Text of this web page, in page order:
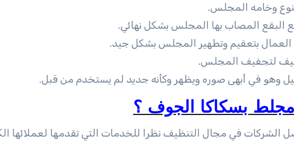
وخامه المجلس.
البقع المصاب بها المجلس بشكل نهائي.
بتعقيم وتطهير المجلس بشكل جيد.
لتجفيف المجلس.
وهو في أبهى صوره ويظهر وكأنه جديد لم يستخدم من قبل.
بسكاكا الجوف ؟
الشركات في مجال التنظيف نظرا للخدمات التي تقدمها لعملائها